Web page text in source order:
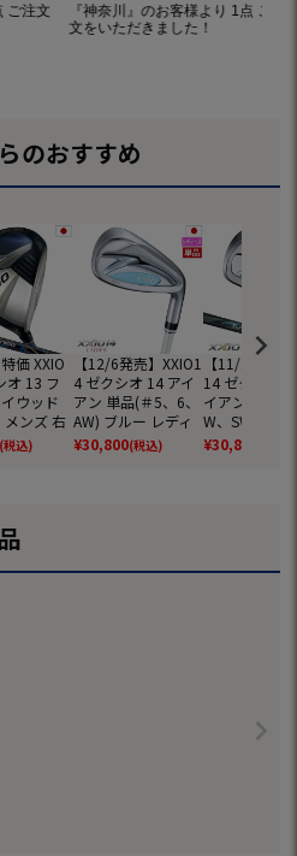
のおすすめ
価 XXIO
オ 13 フ
ウッド
メンズ 右
MP130
シャフト
(税込)
【12/6発売】XXIO1
4 ゼクシオ 14 アイ
アン 単品(＃5、6、
AW) ブルー レディ
ース 右用 ゼクシオ
MP1400L カーボン
¥30,800(税込)
【11/22発売
14 ゼクシオ
イアン 単品(
W、SW) メン
用 ゼクシオ
0 カーボンシ
¥30,800